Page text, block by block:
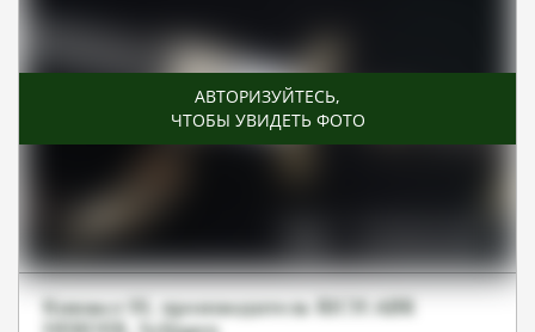
АВТОРИЗУЙТЕСЬ,
ЧТОБЫ УВИДЕТЬ ФОТО
Кинжал SS, производитель RICH ABR